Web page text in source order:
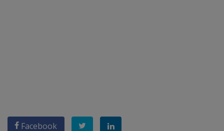
Facebook